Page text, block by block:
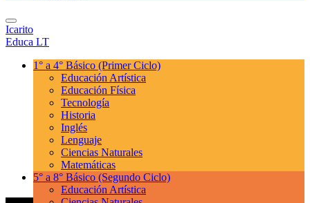
Icarito
Educa LT
1° a 4° Básico (Primer Ciclo)
Educación Artística
Educación Física
Tecnología
Historia
Inglés
Lenguaje
Ciencias Naturales
Matemáticas
5° a 8° Básico (Segundo Ciclo)
Educación Artística